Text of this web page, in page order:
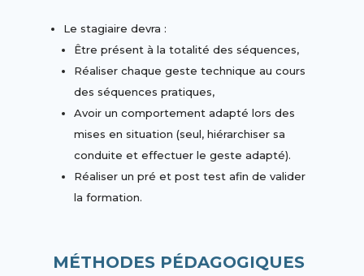
Le stagiaire devra :
Être présent à la totalité des séquences,
Réaliser chaque geste technique au cours
des séquences pratiques,
Avoir un comportement adapté lors des
mises en situation (seul, hiérarchiser sa
conduite et effectuer le geste adapté).
Réaliser un pré et post test afin de valider
la formation.
MÉTHODES PÉDAGOGIQUES